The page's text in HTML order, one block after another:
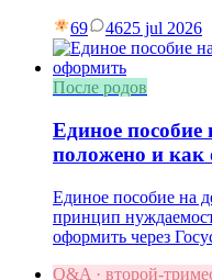
69 4625 jul 2026
После родов
Единое пособие
положено и как
Единое пособие на
принцип
оформить через
Q&A · второй-